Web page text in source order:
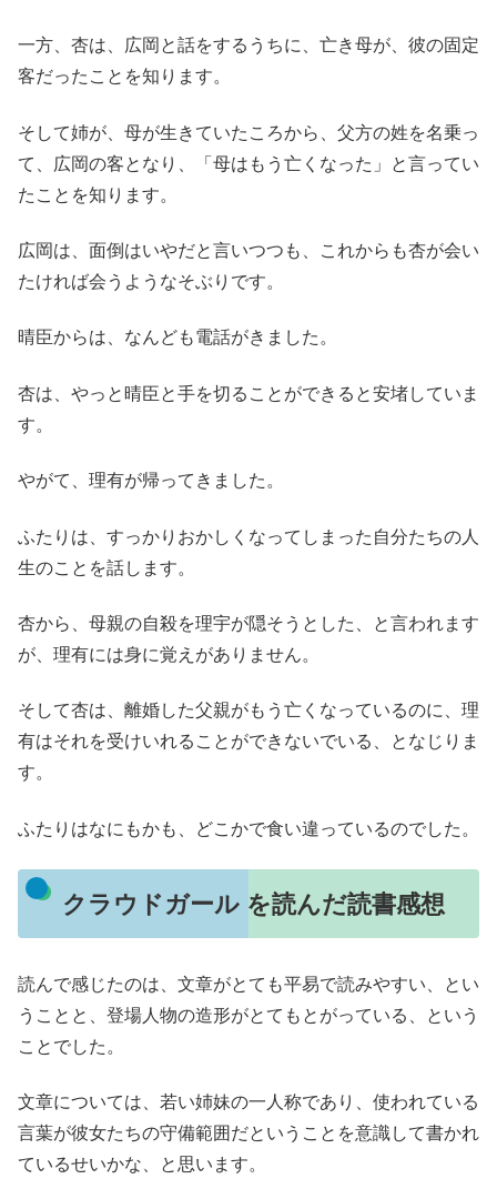
一方、杏は、広岡と話をするうちに、亡き母が、彼の固定
客だったことを知ります。
そして姉が、母が生きていたころから、父方の姓を名乗っ
て、広岡の客となり、「母はもう亡くなった」と言ってい
たことを知ります。
広岡は、面倒はいやだと言いつつも、これからも杏が会い
たければ会うようなそぶりです。
晴臣からは、なんども電話がきました。
杏は、やっと晴臣と手を切ることができると安堵していま
す。
やがて、理有が帰ってきました。
ふたりは、すっかりおかしくなってしまった自分たちの人
生のことを話します。
杏から、母親の自殺を理宇が隠そうとした、と言われます
が、理有には身に覚えがありません。
そして杏は、離婚した父親がもう亡くなっているのに、理
有はそれを受けいれることができないでいる、となじりま
す。
ふたりはなにもかも、どこかで食い違っているのでした。
クラウドガール を読んだ読書感想
読んで感じたのは、文章がとても平易で読みやすい、とい
うことと、登場人物の造形がとてもとがっている、という
ことでした。
文章については、若い姉妹の一人称であり、使われている
言葉が彼女たちの守備範囲だということを意識して書かれ
ているせいかな、と思います。